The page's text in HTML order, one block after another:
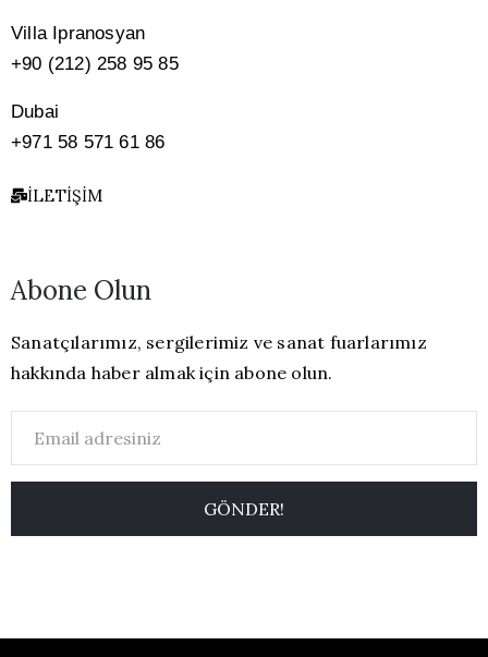
Villa Ipranosyan
+90 (212) 258 95 85
Dubai
+971 58 571 61 86
İLETIŞIM
Abone Olun
Sanatçılarımız, sergilerimiz ve sanat fuarlarımız
hakkında haber almak için abone olun.